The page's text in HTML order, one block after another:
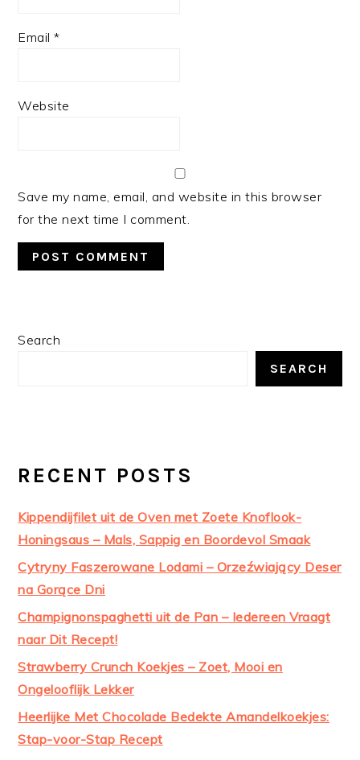
Email*
Website
Save my name, email, and website in this browser
for the next time I comment.
PRIMARY
Search
SEARCH
RECENT POSTS
Kippendijfilet uit de Oven met Zoete Knoflook-
Honingsaus – Mals, Sappig en Boordevol Smaak
Cytryny Faszerowane Lodami – Orzeźwiający Deser
na Gorące Dni
Champignonspaghetti uit de Pan – Iedereen Vraagt
naar Dit Recept!
Strawberry Crunch Koekjes – Zoet, Mooi en
Ongelooflijk Lekker
Heerlijke Met Chocolade Bedekte Amandelkoekjes:
Stap-voor-Stap Recept